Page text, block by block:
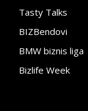
Tasty Talks
BIZBendovi
BMW biznis liga
Bizlife Week